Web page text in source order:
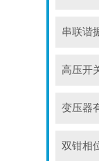
串联谐
高压开
双钳相